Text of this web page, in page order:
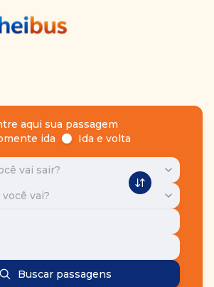
aqui sua passagem
ida
Ida e volta
vai sair?
vai?
Buscar passagens